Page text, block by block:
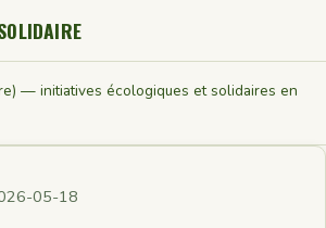
— initiatives écologiques et solidaires en
05-18